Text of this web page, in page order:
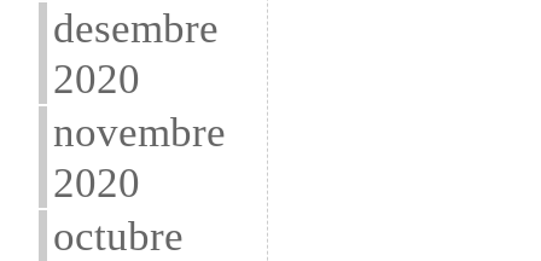
desembre
2020
novembre
2020
octubre